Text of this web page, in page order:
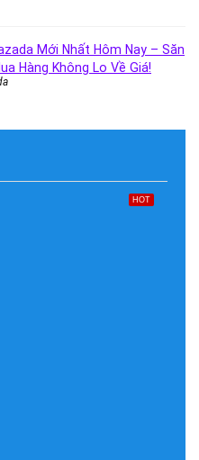
Mới Nhất Hôm Nay – Săn
Hàng Không Lo Về Giá!
HOT